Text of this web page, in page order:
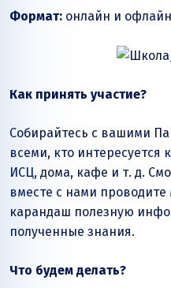
Формат: онлайн и
Как принять участие?
Собирайтесь с вашими
всеми, кто интересуется
ИСЦ, дома, кафе и т. д.
вместе с нами
карандаш полезную
полученные знания.
Что будем делать?